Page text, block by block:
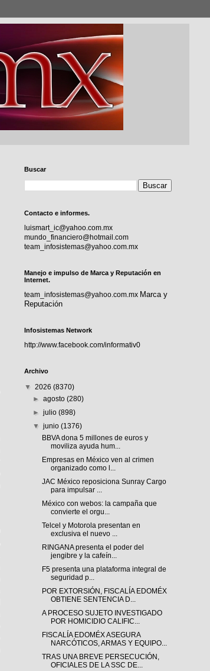
Buscar
Contacto e informes.
luismart_ic@yahoo.com.mx
mundo_financiero@hotmail.com
team_infosistemas@yahoo.com.mx
Manejo e impulso de Marca y Reputación en
Internet.
team_infosistemas@yahoo.com.mx Marca y
Reputación
Infosistemas Network
http://www.facebook.com/informativ0
Archivo
▼ 2026 (8370)
►agosto(280)
►julio(898)
▼junio(1376)
BBVA dona 5 millones de euros y
moviliza ayuda hum...
Empresas en México ven al crimen
organizado como l...
JAC México reposiciona Sunray Cargo
para impulsar ...
México con webos: la campaña que
convierte el orgu...
Telcel y Motorola presentan en
exclusiva el nuevo ...
RINGANA presenta el poder del
jengibre y la cafeín...
F5 presenta una plataforma integral de
seguridad p...
POR EXTORSIÓN, FISCALÍA EDOMÉX
OBTIENE SENTENCIA D...
A PROCESO SUJETO INVESTIGADO
POR HOMICIDIO CALIFIC...
FISCALÍA EDOMÉX ASEGURA
NARCÓTICOS, ARMAS Y EQUIPO...
TRAS UNA BREVE PERSECUCIÓN,
OFICIALES DE LA SSC DE...